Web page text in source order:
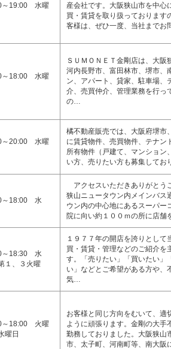
～19:00 水曜
産会社です。大阪狭山市を中心
買・賃貸を取り扱っております
客様は、ぜひ一度、当社まで
～18:00 水曜
ＳＵＭＯＮＥＴ金剛店は、大阪
河内長野市、富田林市、堺市、
ン、アパート、貸家、駐車場、
介、売買仲介、管理業務を行っ
の…
～20:00 水曜
橘不動産販売では、大阪府堺市
に賃貸物件、売買物件、テナン
所有物件（戸建て、マンション
い方、売りたい方も募集して
～18:00 水
アクセスいただきありがとう
狭山ニュータウン内メインバス
ウン内の中心地にあるスーパー
院に向い約１００ｍの所に店
～18:30 水
１、３火曜
１９７７年の開店を誇りとして
買・賃貸・管理などのご紹介を
す。「売りたい」「買いたい」
い」などとご希望がある方や、
気…
～18:00 火曜
曜日
お客様と同じ方向をむいて、適
ように頑張ります。金剛の大手
勤務しておりました。大阪狭山
市、太子町、河南町等、南大